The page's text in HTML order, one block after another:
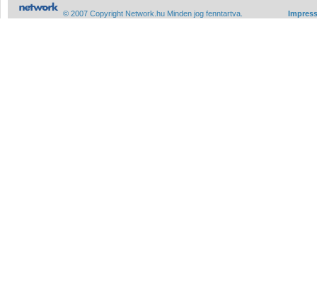
© 2007 Copyright Network.hu Minden jog fenntartva.